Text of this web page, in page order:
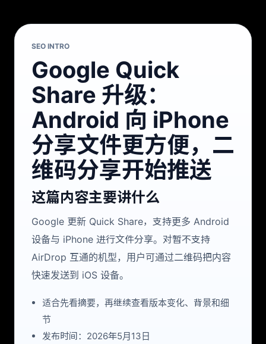
SEO INTRO
Google Quick
Share 升级：
Android 向 iPhone
分享文件更方便，二
维码分享开始推送
这篇内容主要讲什么
Google 更新 Quick Share，支持更多 Android
设备与 iPhone 进行文件分享。对暂不支持
AirDrop 互通的机型，用户可通过二维码把内容
快速发送到 iOS 设备。
适合先看摘要，再继续查看版本变化、背景和细
节
发布时间：2026年5月13日